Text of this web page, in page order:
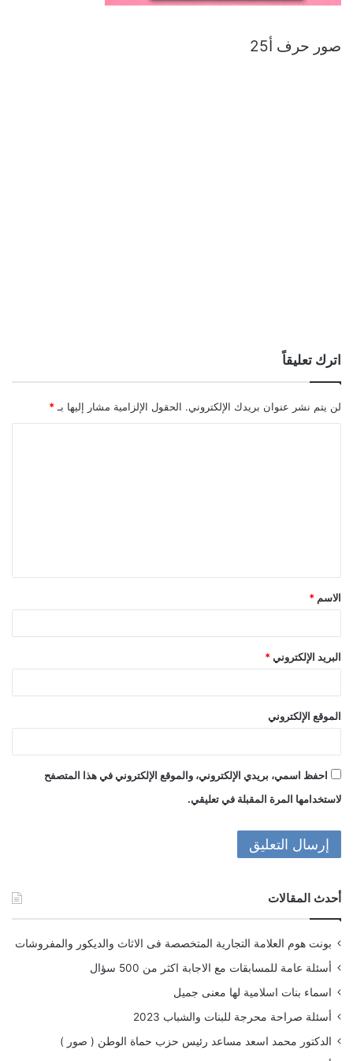
صور حرف أ25
اترك تعليقاً
لن يتم نشر عنوان بريدك الإلكتروني. الحقول الإلزامية مشار إليها بـ *
ق
*
الاسم *
البريد الإلكتروني *
الموقع الإلكتروني
احفظ اسمي، بريدي الإلكتروني، والموقع الإلكتروني في هذا المتصفح
لاستخدامها المرة المقبلة في تعليقي.
أحدث المقالات
بونت هوم العلامة التجارية المتخصصة فى الاثاث والديكور والمفروشات
أسئلة عامة للمسابقات مع الاجابة اكثر من 500 سؤال
اسماء بنات اسلامية لها معنى جميل
أسئلة صراحة محرجة للبنات والشباب 2023
الدكتور محمد اسعد مساعد رئيس حزب حماة الوطن ( صور )